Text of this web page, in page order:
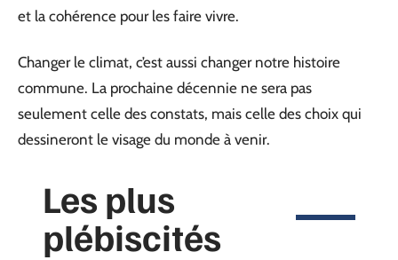
et la cohérence pour les faire vivre.
Changer le climat, c’est aussi changer notre histoire
commune. La prochaine décennie ne sera pas
seulement celle des constats, mais celle des choix qui
dessineront le visage du monde à venir.
Les plus
plébiscités